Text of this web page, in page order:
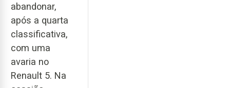
abandonar,
após a quarta
classificativa,
com uma
avaria no
Renault 5. Na